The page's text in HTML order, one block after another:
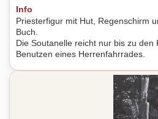
Info
Priesterfigur mit Hut, Regenschirm
Buch.
Die Soutanelle reicht nur bis zu den
Benutzen eines Herrenfahrrades.